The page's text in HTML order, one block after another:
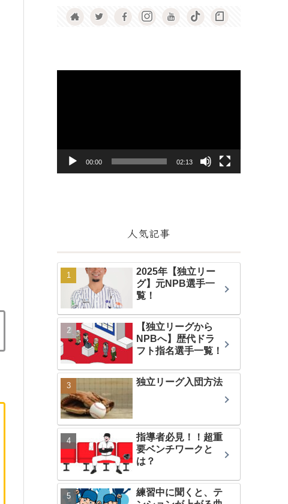
ー
00:00 02:13
人気記事
2025年【独立リー
グ】元NPB選手一
覧！
【独立リーグから
NPBへ】歴代ドラ
フト指名選手一覧！
独立リーグ入団方法
指導者必見！！超重
要ベンチワークと
は？
練習中に聞くと、テ